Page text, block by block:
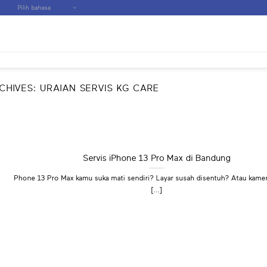
URAIAN SERVIS KG CARE
Servis iPhone 13 Pro Max di Bandung
Phone 13 Pro Max kamu suka mati sendiri? Layar susah disentuh? Atau
[...]